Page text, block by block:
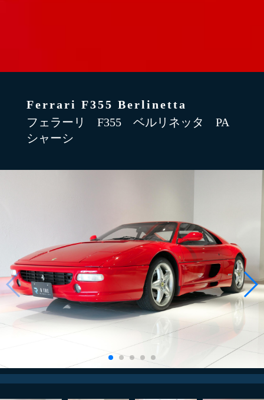
Ferrari F355 Berlinetta
フェラーリ F355 ベルリネッタ PA
シャーシ